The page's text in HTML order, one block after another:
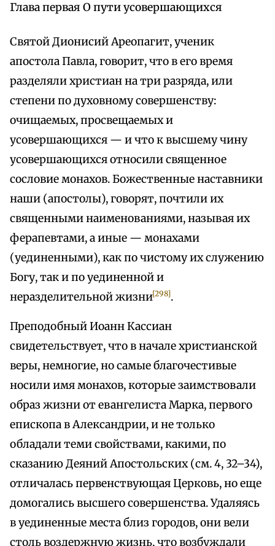
Глава первая О пути усовершающихся
Святой Дионисий Ареопагит, ученик
апостола Павла, говорит, что в его время
разделяли христиан на три разряда, или
степени по духовному совершенству:
очищаемых, просвещаемых и
усовершающихся — и что к высшему чину
усовершающихся относили священное
сословие монахов. Божественные наставники
наши (апостолы), говорят, почтили их
священными наименованиями, называя их
ферапевтами, а иные — монахами
(уединенными), как по чистому их служению
Богу, так и по уединенной и
неразделительной жизни[298].
Преподобный Иоанн Кассиан
свидетельствует, что в начале христианской
веры, немногие, но самые благочестивые
носили имя монахов, которые заимствовали
образ жизни от евангелиста Марка, первого
епископа в Александрии, и не только
обладали теми свойствами, какими, по
сказанию Деяний Апостольских (см. 4, 32–34),
отличалась первенствующая Церковь, но еще
домогались высшего совершенства. Удаляясь
в уединенные места близ городов, они вели
столь воздержную жизнь, что возбуждали